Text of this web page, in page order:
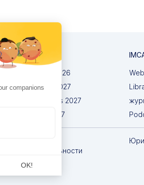
Конгрессы
IMCAS China 2026
IMCAS World 2027
IMCAS Americas 2027
IMCAS Asia 2027
конфиденциальности